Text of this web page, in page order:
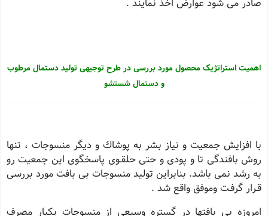
صادر می شود عوارض اخذ نمایند .
اهمیت استراتژیک محصول مورد بررسی در طرح توجیهی تولید دستمال مرطوب
و دستمال شستشو
با افزایش جمعیت و نیاز بشر به پوشاك و دیگر منسوجات ، تنها
روش بافندگی تا و پودی و حتی حلقـوی پاسخگوی این جمعیت رو
به رشد نمی باشد. بنابراین تولید منسوجات بی بافت مورد بررسی
قـرار گرفـت وموفق واقع شد .
امروزه بی بافتها در گستره وسیعی از منسوجات یكبار مصرف